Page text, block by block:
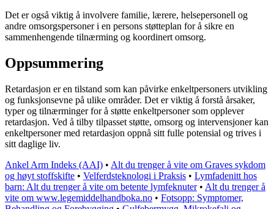
Det er også viktig å involvere familie, lærere, helsepersonell og
andre omsorgspersoner i en persons støtteplan for å sikre en
sammenhengende tilnærming og koordinert omsorg.
Oppsummering
Retardasjon er en tilstand som kan påvirke enkeltpersoners utvikling
og funksjonsevne på ulike områder. Det er viktig å forstå årsaker,
typer og tilnærminger for å støtte enkeltpersoner som opplever
retardasjon. Ved å tilby tilpasset støtte, omsorg og intervensjoner kan
enkeltpersoner med retardasjon oppnå sitt fulle potensial og trives i
sitt daglige liv.
Ankel Arm Indeks (AAI) • Alt du trenger å vite om Graves sykdom
og høyt stoffskifte • Velferdsteknologi i Praksis • Lymfadenitt hos
barn: Alt du trenger å vite om betente lymfeknuter• Alt du trenger å
vite om www.legemiddelhandboka.no • Fotsopp: Symptomer,